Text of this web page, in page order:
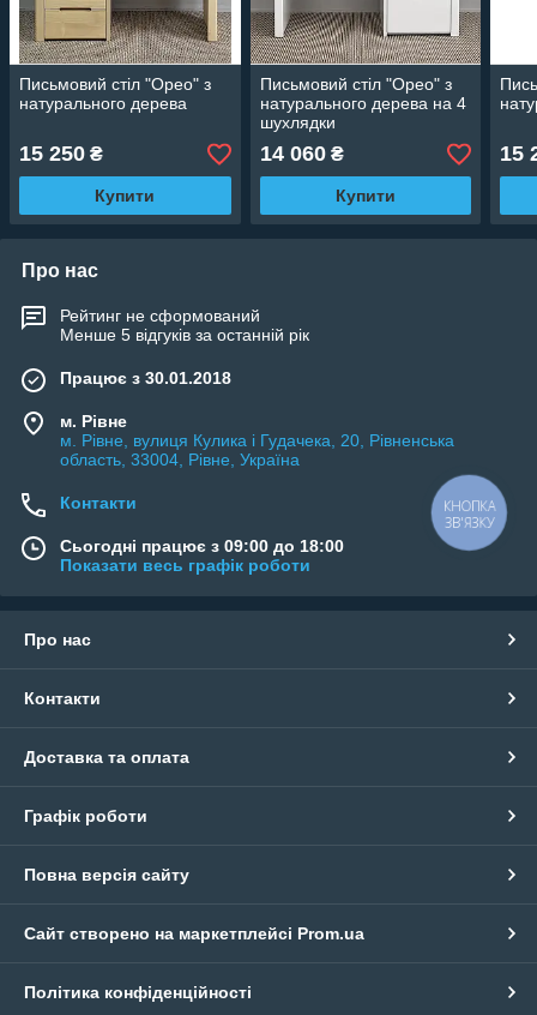
Письмовий стіл "Орео" з
натурального дерева
15 250 ₴
Купити
Письмовий стіл "Орео" з
натурального дерева на 4
шухлядки
14 060₴
Купити
15
Про нас
Рейтинг не сформований
Менше 5 відгуків за останній рік
Працює з 30.01.2018
м. Рівне
м. Рівне, вулиця Кулика і Гудачека, 20, Рівненська
область, 33004, Рівне, Україна
Контакти
Сьогодні працює з 09:00 до 18:00
Показати весь графік роботи
Про нас
Контакти
Доставка та оплата
Графік роботи
Повна версія сайту
Сайт створено на маркетплейсі Prom.ua
Політика конфіденційності
КНОПКА
ЗВ'ЯЗКУ